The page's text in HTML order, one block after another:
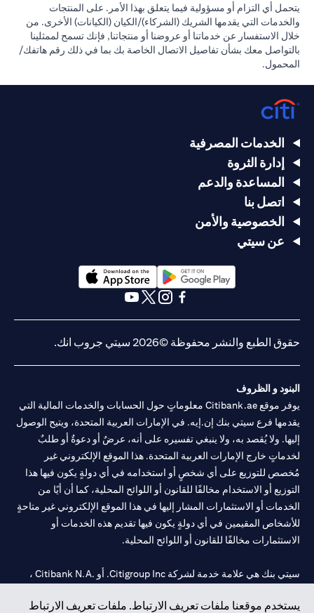
يتحمل أي التزام أو مسؤولية فيما يتعلق بهذا الأمر. على المنتجات
والخدمات التي يقدمها الشريك (الشركاء)/الكيان (الكيانات) الأخرى. من
خلال الاستفسار عن خدماتنا أو عروضنا أو منتجاتنا, فإنك تسمح لممثلينا
بالتواصل معك بشأن تفاصيل الاتصال الخاصة بك بما في ذلك رقم هاتفك/
المحمول.
يستخدم موقعنا ملفات تعريف الارتباط. ملفات تعريف الارتباط
الخدمات المصرفية
إدارة الثروة
المساعدة والدعم
اتصل بنا
الخصوصية والأمن
عن سيتي
opens in a new tab
opens in a new tab
حقوق الطبع والنشر محفوظة ©2026 سيتي جروب انك.
البنود و الظروف
يوفر موقع Citibank.ae معلوماتٍ حول الحسابات والخدمات المالية التي
يقدمها فرع سيتي بنك إن.إيه. في الإمارات العربية المتحدة، ويتيح الوصول
إليها. ولا يُقصد به، ولا ينبغي تفسيره على أنه، عرضٌ أو دعوةٌ أو طلبٌ
لخدماتٍ خارج الإمارات العربية المتحدة. هذا الموقع الإلكتروني غير
مُخصص للتوزيع على أي شخصٍ أو استخدامه في أي دولةٍ يكون فيها هذا
التوزيع أو الاستخدام مخالفًا للقانون أو اللوائح المحلية، كما أن أيًا من
الخدمات أو الاستثمارات المشار إليها في هذا الموقع الإلكتروني غير متاحةٍ
للأشخاص المقيمين في أي دولةٍ يكون فيها تقديم هذه الخدمات أو
الاستثمارات مخالفًا للقانون أو اللوائح المحلية.
سيتي بنك هي علامة خدمة لشركة Citigroup Inc. أو .Citibank N.A ،